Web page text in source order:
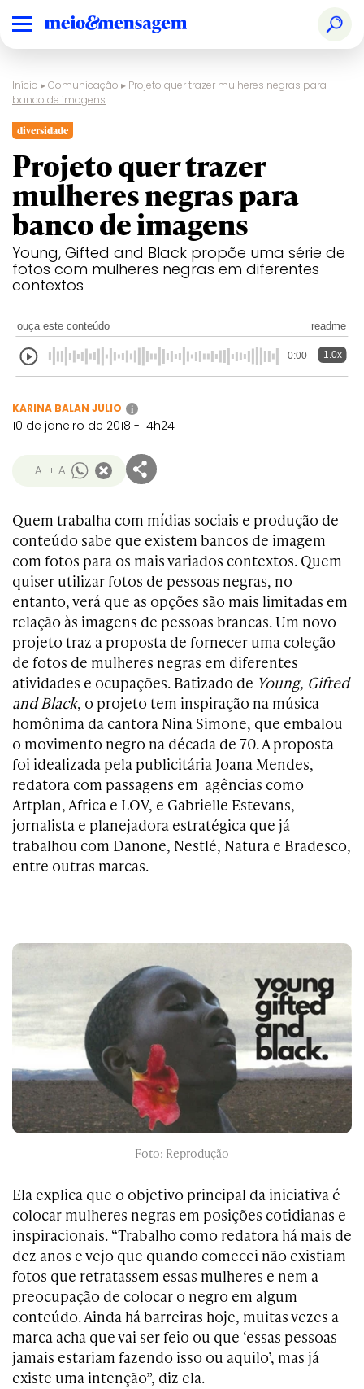
Início ▸Comunicação ▸ Projeto quer trazer mulheres negras para
banco de imagens
diversidade
Projeto quer trazer
mulheres negras para
banco de imagens
Young, Gifted and Black propõe uma série de
fotos com mulheres negras em diferentes
contextos
ouça este conteúdo readme
0:00 1.0x
KARINA BALAN JULIO i
10 de janeiro de 2018 - 14h24
- A + A
Quem trabalha com mídias sociais e produção de
conteúdo sabe que existem bancos de imagem
com fotos para os mais variados contextos. Quem
quiser utilizar fotos de pessoas negras, no
entanto, verá que as opções são mais limitadas em
relação às imagens de pessoas brancas. Um novo
projeto traz a proposta de fornecer uma coleção
de fotos de mulheres negras em diferentes
atividades e ocupações. Batizado de Young, Gifted
and Black, o projeto tem inspiração na música
homônima da cantora Nina Simone, que embalou
o movimento negro na década de 70. A proposta
foi idealizada pela publicitária Joana Mendes,
redatora com passagens em agências como
Artplan, Africa e LOV, e Gabrielle Estevans,
jornalista e planejadora estratégica que já
trabalhou com Danone, Nestlé, Natura e Bradesco,
entre outras marcas.
Foto: Reprodução
Ela explica que o objetivo principal da iniciativa é
colocar mulheres negras em posições cotidianas e
inspiracionais. “Trabalho como redatora há mais de
dez anos e vejo que quando comecei não existiam
fotos que retratassem essas mulheres e nem a
preocupação de colocar o negro em algum
conteúdo. Ainda há barreiras hoje, muitas vezes a
marca acha que vai ser feio ou que ‘essas pessoas
jamais estariam fazendo isso ou aquilo’, mas já
existe uma intenção”, diz ela.